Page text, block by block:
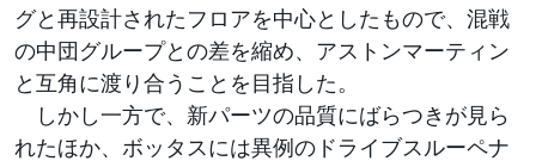
グと再設計されたフロアを中心としたもので、混戦
の中団グループとの差を縮め、アストンマーティン
と互角に渡り合うことを目指した。
しかし一方で、新パーツの品質にばらつきが見ら
れたほか、ボッタスには異例のドライブスルーペナ